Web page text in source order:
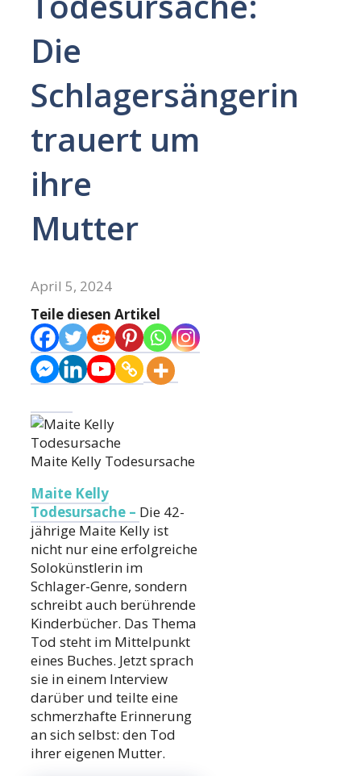
Die
Schlagersängerin
trauert um
ihre
Mutter
April 5, 2024
Teile diesen Artikel
Maite Kelly Todesursache
Maite Kelly
Todesursache – Die 42-
jährige Maite Kelly ist
nicht nur eine erfolgreiche
Solokünstlerin im
Schlager-Genre, sondern
schreibt auch berührende
Kinderbücher. Das Thema
Tod steht im Mittelpunkt
eines Buches. Jetzt sprach
sie in einem Interview
darüber und teilte eine
schmerzhafte Erinnerung
an sich selbst: den Tod
ihrer eigenen Mutter.